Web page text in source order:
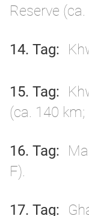
Reserve
14. Tag
15. Tag
(ca. 140 km;
16. Tag
F).
17. Tag